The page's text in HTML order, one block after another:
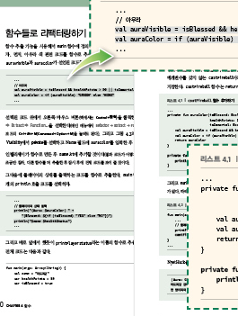
...... 180
하기: 배열 타입 ...... 181
하기: 읽기 전용 vs 변경 불가능 ......
화된 술집 메뉴 ...... 183
11 Map 185
기 ...... 185
가져오기 ...... 188
추가하기 ...... 189
경하기 ...... 191
문지기 ...... 195